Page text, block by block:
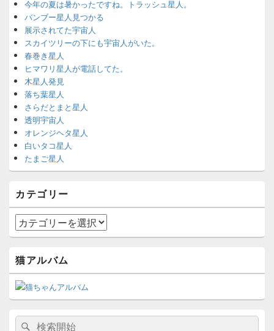
今年の夏は暑かったですね。トラッシュ星人。
バンブー星人見つかる
展示されてた宇宙人
スカイツリーの下にも宇宙人がいた。
春巻き星人
ヒマワリ星人が電話してた。
木星人発見
落ち葉星人
さらだとまと星人
透明宇宙人
オレンジヘタ星人
白いタコ星人
たまご星人
カテゴリー
カ
テ
リ
ー
猫アルバム
検
検